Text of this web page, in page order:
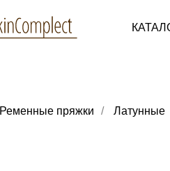
Ременные пряжки / Латунные